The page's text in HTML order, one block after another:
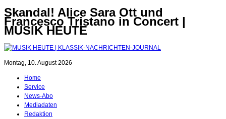
Skandal! Alice Sara Ott und
Francesco Tristano in Concert |
MUSIK HEUTE
Montag, 10. August 2026
Home
Service
News-Abo
Mediadaten
Redaktion